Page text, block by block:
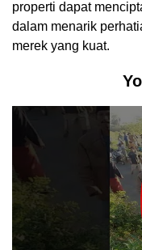
properti dapat
dalam menarik
merek yang kuat.